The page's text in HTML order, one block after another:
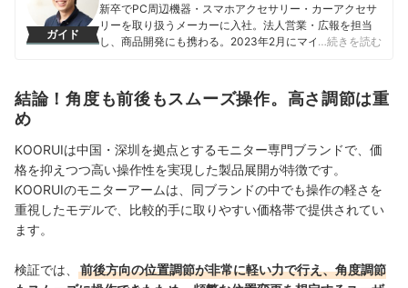
ガイド
新卒でPC周辺機器・スマホアクセサリー・カーアクセサ
リーを取り扱うメーカーに入社。法人営業・広報を担当
し、商品開発にも携わる。2023年2月にマイベストに入
家電を中心に幅広いジャンルのコンテンツ制作に携わ
る。「専門性をもとにした調査・検証を通じ、一人ひと
八幡康平のプロフィール
…続きを読む
結論！角度も前後もスムーズ操作。高さ調節は重
め
KOORUIは中国・深圳を拠点とするモニター専門ブランドで、価
格を抑えつつ高い操作性を実現した製品展開が特徴です。
KOORUIのモニターアームは、同ブランドの中でも操作の軽さを
重視したモデルで、比較的手に取りやすい価格帯で提供されてい
ます。
検証では、
前後方向の位置調節が非常に軽い力で行え、角度調節